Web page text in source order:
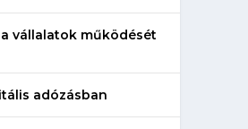
vállalatok működését
adózásban